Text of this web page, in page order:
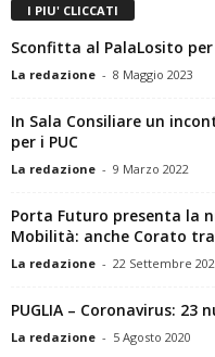
I PIU' CLICCATI
Sconfitta al PalaLosito
La redazione - 8 Maggio 2023
In Sala Consiliare un
per i PUC
La redazione - 9 Marzo 2022
Porta Futuro presenta la
Mobilità: anche Corato
La redazione - 22 Settembre
PUGLIA – Coronavirus:
La redazione - 5 Agosto 2020